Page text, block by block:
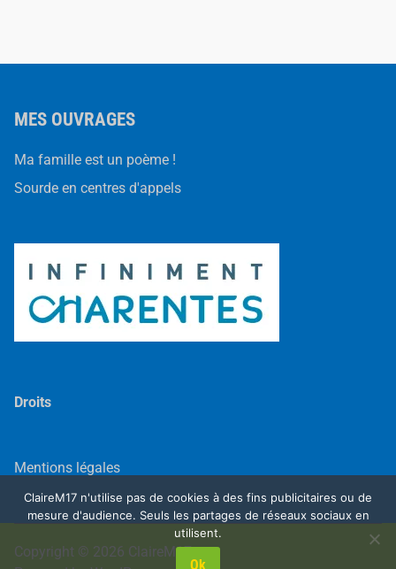
MES OUVRAGES
Ma famille est un poème !
Sourde en centres d'appels
Droits
Mentions légales
Copyright © 2026 ClaireM17.
ClaireM17 n'utilise pas de cookies à des fins publicitaires ou de
mesure d'audience. Seuls les partages de réseaux sociaux en
utilisent.
Ok